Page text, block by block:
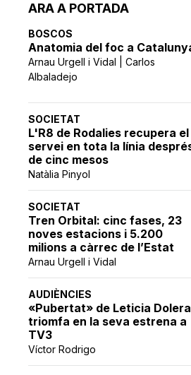
ARA A PORTADA
BOSCOS
Anatomia del foc a
Arnau Urgell i Vidal | Carlos
Albaladejo
SOCIETAT
L'R8 de Rodalies recupera el
servei en tota la línia
de cinc mesos
Natàlia Pinyol
SOCIETAT
Tren Orbital: cinc fases, 23
noves estacions i 5.200
milions a càrrec de l’Estat
Arnau Urgell i Vidal
AUDIÈNCIES
«Pubertat» de Leticia Dolera
triomfa en la seva estrena a
TV3
Víctor Rodrigo